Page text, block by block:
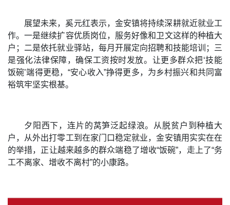
展望未来，奚元红表示，金安镇将持续深耕就近就业工
作。一是继续扩容优质岗位，服务好像和卫文这样的种植大
户；二是依托就业驿站，每月开展定向招聘和技能培训；三
是强化法律保障，确保工资按时发放。让更多群众把‘技能
饭碗’端得更稳，“安心收入”挣得更多，为乡村振兴和共同富
裕筑牢坚实根基。
夕阳西下，连片的莴笋泛起绿浪。从脱贫户到种植大
户，从外出打零工到在家门口稳定就业，金安镇用实实在在
的举措，正让越来越多的群众端稳了增收“饭碗”，走上了“务
工不离家、增收不离村”的小康路。